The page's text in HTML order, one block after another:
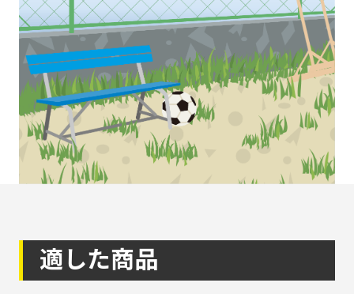
適した商品